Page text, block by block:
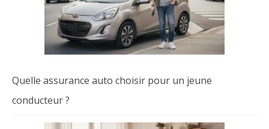
Quelle assurance auto choisir pour un jeune
conducteur ?